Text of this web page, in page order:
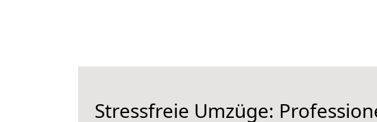
Stressfreie Umzüge: